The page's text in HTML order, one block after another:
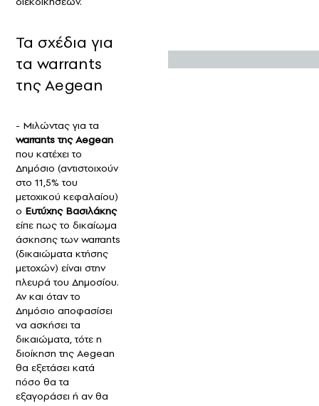
Τα σχέδια για
τα warrants
της Aegean
- Μιλώντας για τα
warrants της Aegean
που κατέχει το
Δημόσιο (αντιστοιχούν
στο 11,5% του
μετοχικού κεφαλαίου)
ο Ευτύχης Βασιλάκης
είπε πως το δικαίωμα
άσκησης των warrants
(δικαιώματα κτήσης
μετοχών) είναι στην
πλευρά του Δημοσίου.
Αν και όταν το
Δημόσιο αποφασίσει
να ασκήσει τα
δικαιώματα, τότε η
διοίκηση της Aegean
θα εξετάσει κατά
πόσο θα τα
εξαγοράσει ή αν θα